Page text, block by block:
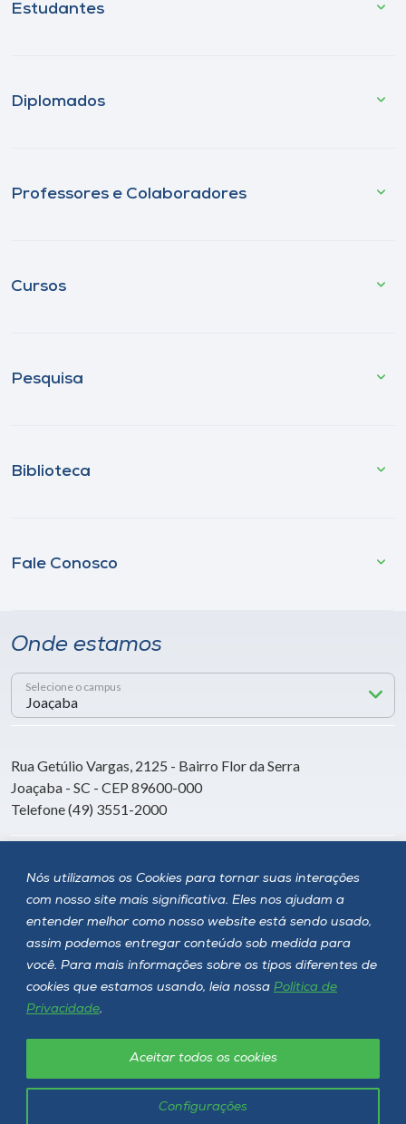
Nós utilizamos os Cookies para tornar suas interações
com nosso site mais significativa. Eles nos ajudam a
entender melhor como nosso website está sendo usado,
assim podemos entregar conteúdo sob medida para
você. Para mais informações sobre os tipos diferentes de
cookies que estamos usando, leia nossa Política de
Privacidade.
Configurações
Aceitar todos os cookies
Estudantes
Diplomados
Professores e Colaboradores
Cursos
Pesquisa
Biblioteca
Fale Conosco
Onde estamos
Selecione o campus
Rua Getúlio Vargas, 2125 - Bairro Flor da Serra
Joaçaba - SC - CEP 89600-000
Telefone (49) 3551-2000
Siga a Unoesc
Unoesc © 2026 - Todos os direitos reservados
Política de privacidade LGPD